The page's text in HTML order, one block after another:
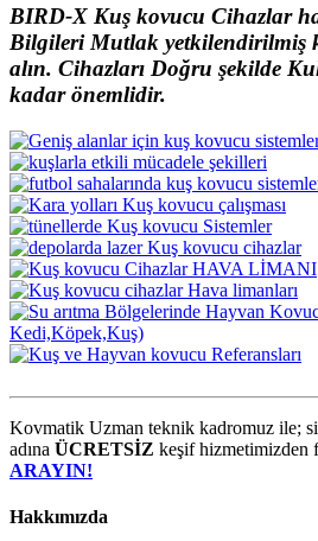
BIRD-X Kuş kovucu Cihazlar
Bilgileri Mutlak yetkilendirilmiş
alın. Cihazları Doğru şekilde
kadar önemlidir.
Kovmatik Uzman teknik kadromuz ile;
adına ÜCRETSİZ keşif hizmetimizden
ARAYIN!
Hakkımızda